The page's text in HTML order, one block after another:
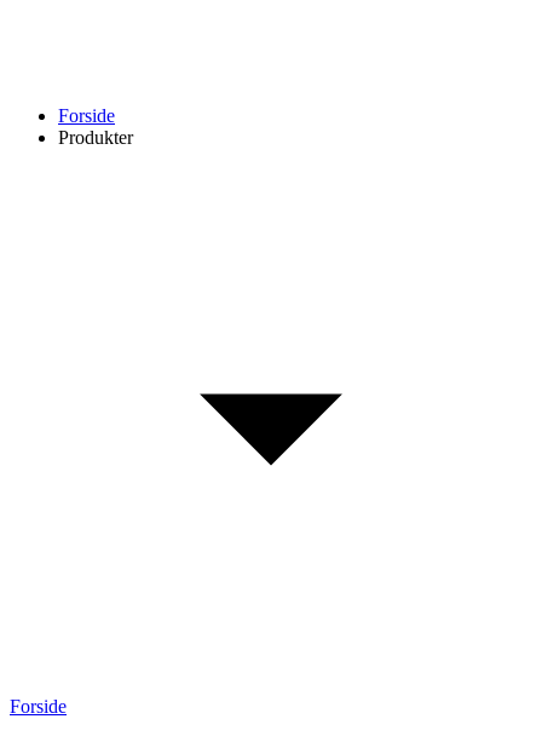
Forside
Produkter
Forside